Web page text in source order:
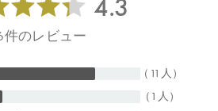
、イランイラン花油＊、ニュウコウジ
、オレンジ果皮油＊、ＢＧ、トコフェ
）グリセリル、トリヒドロキシステア
ル、クエン酸Ｎａ、クエン酸 ＊オー